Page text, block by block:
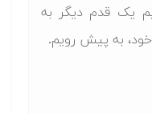
یک قدم دیگر به
خود، به پیش رویم.